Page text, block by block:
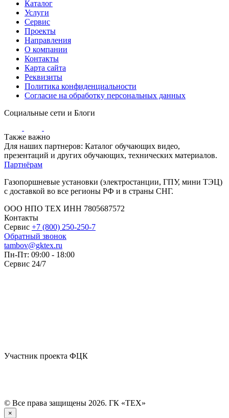
Каталог
Услуги
Сервис
Проекты
Направления
О компании
Контакты
Карта сайта
Реквизиты
Политика конфиденциальности
Согласие на обработку персональных данных
Социальные сети и Блоги
Также важно
Для наших партнеров: Каталог обучающих видео,
презентаций и других обучающих, технических материалов.
Партнёрам
Газопоршневые установки (электростанции, ГПУ, мини ТЭЦ)
с доставкой во все регионы РФ и в страны СНГ.
ООО НПО ТЕХ ИНН 7805687572
Контакты
Сервис +7 (800) 250-250-7
Обратный звонок
tambov@gktex.ru
Пн-Пт: 09:00 - 18:00
Сервис 24/7
Участник проекта ФЦК
© Все права защищены 2026. ГК «ТЕХ»
×